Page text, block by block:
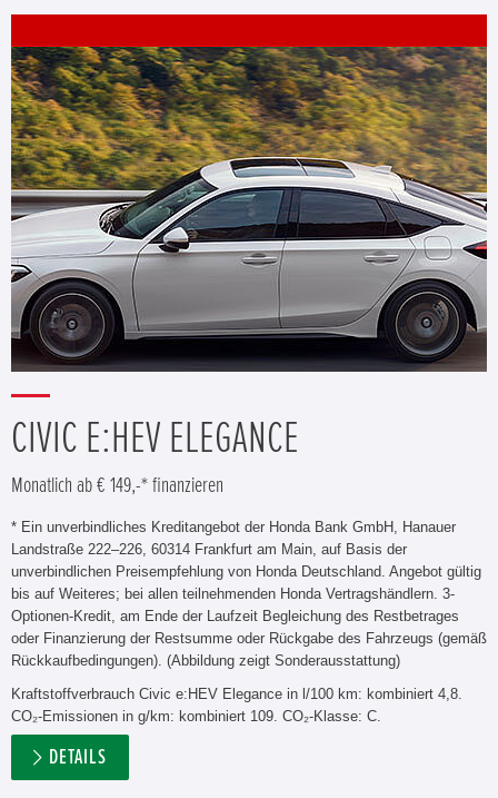
CIVIC E:HEV ELEGANCE
Monatlich ab € 149,-* finanzieren
* Ein unverbindliches Kreditangebot der Honda Bank GmbH, Hanauer
Landstraße 222–226, 60314 Frankfurt am Main, auf Basis der
unverbindlichen Preisempfehlung von Honda Deutschland. Angebot gültig
bis auf Weiteres; bei allen teilnehmenden Honda Vertragshändlern. 3-
Optionen-Kredit, am Ende der Laufzeit Begleichung des Restbetrages
oder Finanzierung der Restsumme oder Rückgabe des Fahrzeugs (gemäß
Rückkaufbedingungen). (Abbildung zeigt Sonderausstattung)
Kraftstoffverbrauch Civic e:HEV Elegance in l/100 km: kombiniert 4,8.
CO₂-Emissionen in g/km: kombiniert 109. CO₂-Klasse: C.
DETAILS